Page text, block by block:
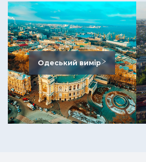
Одеський вимір